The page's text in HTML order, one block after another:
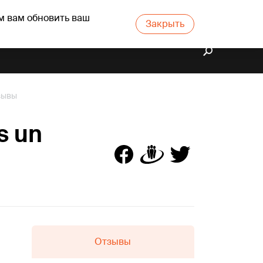
вам обновить ваш Закрыть
un
Отзывы